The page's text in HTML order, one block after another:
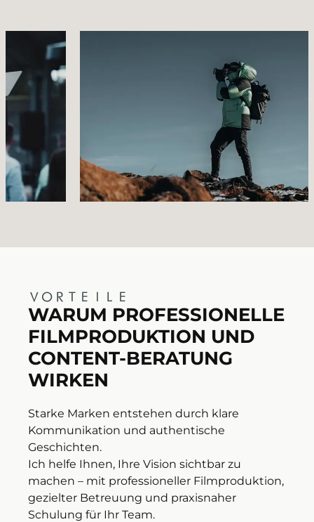
VORTEILE
WARUM PROFESSIONELLE
FILMPRODUKTION UND
CONTENT-BERATUNG
WIRKEN
Starke Marken entstehen durch klare
Kommunikation und authentische
Geschichten.
Ich helfe Ihnen, Ihre Vision sichtbar zu
machen – mit professioneller Filmproduktion,
gezielter Betreuung und praxisnaher
Schulung für Ihr Team.